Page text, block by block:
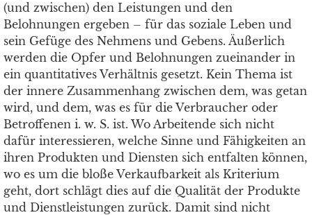
(und zwischen) den Leistungen und den
Belohnungen ergeben – für das soziale Leben und
sein Gefüge des Nehmens und Gebens. Äußerlich
werden die Opfer und Belohnungen zueinander in
ein quantitatives Verhältnis gesetzt. Kein Thema ist
der innere Zusammenhang zwischen dem, was getan
wird, und dem, was es für die Verbraucher oder
Betroffenen i. w. S. ist. Wo Arbeitende sich nicht
dafür interessieren, welche Sinne und Fähigkeiten an
ihren Produkten und Diensten sich entfalten können,
wo es um die bloße Verkaufbarkeit als Kriterium
geht, dort schlägt dies auf die Qualität der Produkte
und Dienstleistungen zurück. Damit sind nicht